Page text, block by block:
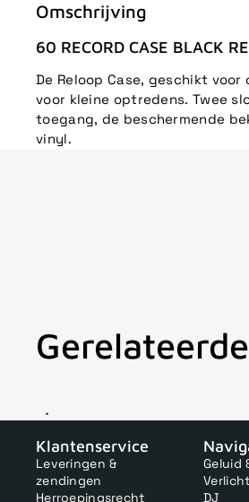
Omschrijving
60 RECORD CASE BLACK
De Reloop Case, geschikt
voor kleine optredens. Twee
toegang, de beschermende
vinyl.
Klantenservice
Leveringen &
zendingen
Herroepingsrecht
Geluid
DJ